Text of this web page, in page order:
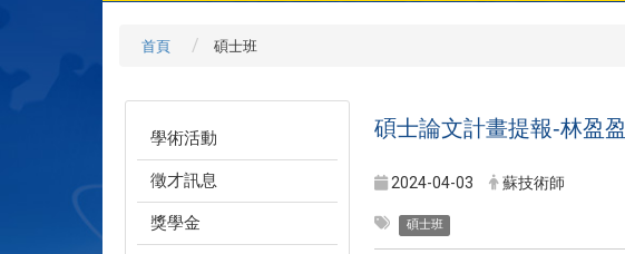
首頁 碩士班
學術活動
徵才訊息
獎學金
碩士論文計畫提報-林盈盈
2024-04-03 蘇技術師
碩士班